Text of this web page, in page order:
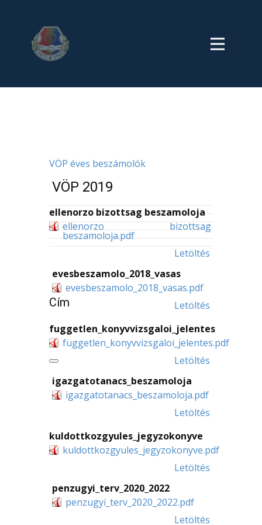
VÖP éves beszámolók
VÖP 2019
ellenorzo bizottsag beszamoloja
ellenorzo bizottsag
beszamoloja.pdf
Letöltés
evesbeszamolo_2018_vasas
evesbeszamolo_2018_vasas.pdf
Letöltés
fuggetlen_konyvvizsgaloi_jelentes
fuggetlen_konyvvizsgaloi_jelentes.pdf
Letöltés
igazgatotanacs_beszamoloja
igazgatotanacs_beszamoloja.pdf
Letöltés
kuldottkozgyules_jegyzokonyve
kuldottkozgyules_jegyzokonyve.pdf
Letöltés
penzugyi_terv_2020_2022
penzugyi_terv_2020_2022.pdf
Letöltés
Cím